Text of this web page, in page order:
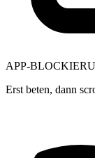
APP-
Erst beten, dann